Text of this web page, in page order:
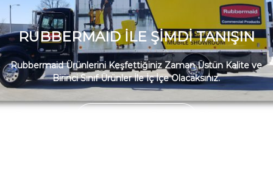
RUBBERMAID İLE ŞİMDİ TANIŞIN
Rubbermaid Ürünlerini Keşfettiğiniz Zaman Üstün Kalite ve
Birinci Sınıf Ürünler İle İç İçe Olacaksınız.